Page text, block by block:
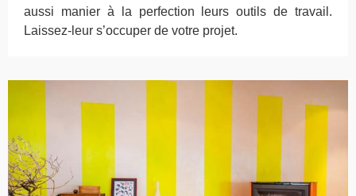
aussi manier à la perfection leurs outils de travail.
Laissez-leur s’occuper de votre projet.